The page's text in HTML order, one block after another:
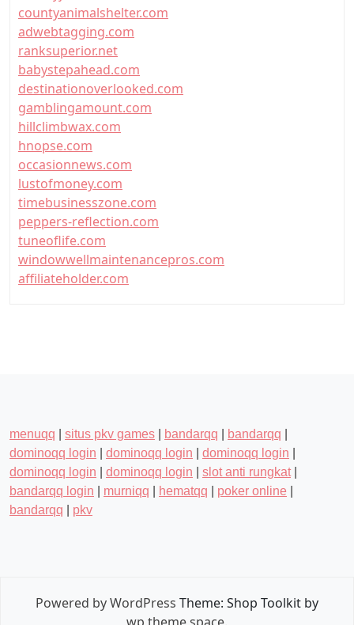
countyanimalshelter.com
adwebtagging.com
ranksuperior.net
babystepahead.com
destinationoverlooked.com
gamblingamount.com
hillclimbwax.com
hnopse.com
occasionnews.com
lustofmoney.com
timebusinesszone.com
peppers-reflection.com
tuneoflife.com
windowwellmaintenancepros.com
affiliateholder.com
menuqq situs pkv games bandarqq bandarqq
dominoqq login
dominoqq login dominoqq login
dominoqq login
dominoqq login slot anti rungkat|
bandarqq login
murniqq hematqq poker online
bandarqq
pkv
Powered by WordPress Theme: Shop Toolkit by